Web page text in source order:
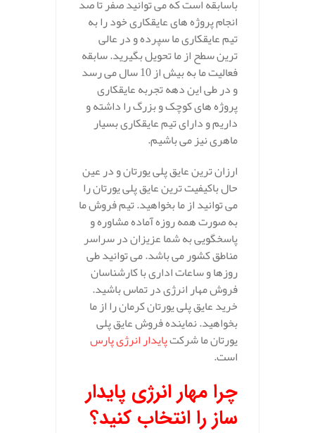
باسابقه است که می توانید صفر تا صد
انجام پروژه های عایقکاری خود را به
تیم عایقکاری ما سپرده و در عالی
ترین سطح از ما تحویل بگیرید. سابقه
فعالیت ما به بیش از 10 سال می رسد
و در طی این دهه تجربه عایقکاری
پروژه های کوچک و بزرگ را داشته و
داریم و دارای تیم عایقکاری بسیار
ماهری نیز می باشیم.
ارزان ترین عایق پلی یورتان و در عین
حال باکیفیت ترین عایق پلی یورتان را
می توانید از ما بخواهید. تیم فروش ما
به صورت همه روزه آماده مشاوره و
پاسخگویی به شما عزیزان در سراسر
مناطق کشور می باشد. می توانید طی
روزها و ساعات اداری با کارشناسان
فروش مهار انرژی در تماس باشید.
خرید عایق پلی یورتان کرمان را از ما
بخواهید.نماینده فروش عایق پلی
یورتان ما شرکتپایدار انرژی پارس
است.
چرا مهار انرژی پایدار
ساز را انتخاب کنید؟